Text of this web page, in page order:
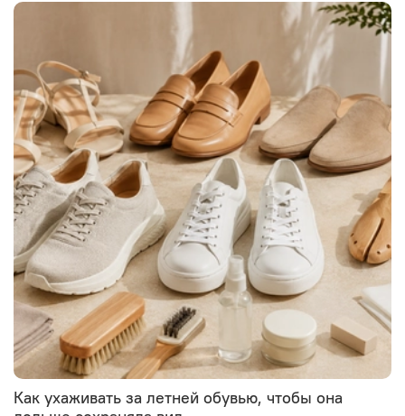
Как ухаживать за летней обувью, чтобы она